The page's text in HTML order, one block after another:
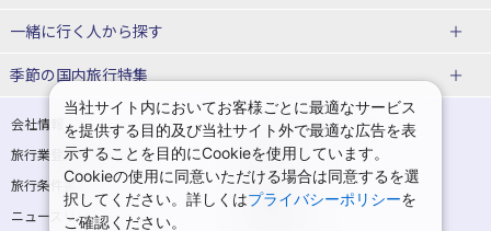
東北
青森旅行・ツアー
宮城旅行・ツアー
秋田旅行・ツアー
山形旅行・ツアー
福島旅行・ツアー
関東
東京旅行・ツアー
函館旅行
仙台旅行
那須旅行
日光旅行
北海道
湯の川温泉(北海道)
十勝川温泉(北海道)
阿寒湖温泉(北海道)
洞爺湖温泉(北海道)
川湯温泉(北海道)
層雲峡温泉(北海道)
知床温泉(北海道)
一緒に行く人から探す
一人旅 国内版
カップル・夫婦旅行 国内版
女子旅 国内版
卒業旅行・学生旅行 国内版
季節の国内旅行特集
桜・お花見特集
ゴールデンウィーク（GW）の国内
旅行
夏休み・お盆の国内旅行
7月の国内旅行
8月の国内旅行
会社情報
プライバシーポリシー
旅行業登録票・約款
規約集
旅行条件書
商標について
ニュースリリース
当社サイト内においてお客様ごとに最適なサービス
を提供する目的及び当社サイト外で最適な広告を表
示することを目的にCookieを使用しています。
Cookieの使用に同意いただける場合は同意するを選
択してください。詳しくはプライバシーポリシーを
ご確認ください。